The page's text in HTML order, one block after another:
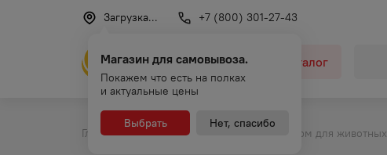
Загрузка... +7 (800) 301-27-43
Каталог
Магазин для самовывоза.
Покажем что есть на полках
и актуальные цены
Выбрать Нет, спасибо
Главная Каталог Продукты Корм для животных